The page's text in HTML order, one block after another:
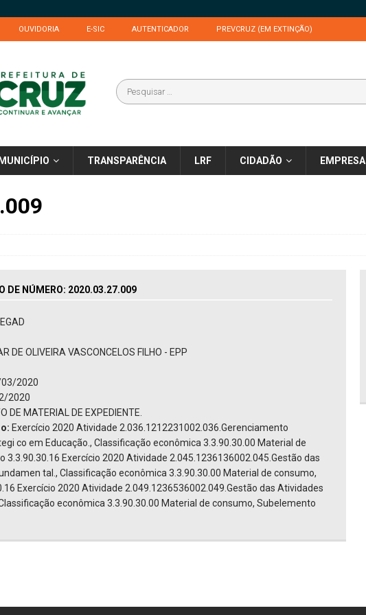
OUVIDORIA E-SIC AUTENTICADOR PREVCRUZ (EM EXTINÇÃO)
TRANSPARÊNCIA LRF CIDADÃO EMPRESA
DE NÚMERO: 2020.03.27.009
DE OLIVEIRA VASCONCELOS FILHO - EPP
2020
2020
DE MATERIAL DE EXPEDIENTE.
Exercício 2020 Atividade 2.036.1212231002.036.Gerenciamento
co em Educação., Classificação econômica 3.3.90.30.00 Material de
3.3.90.30.16 Exercício 2020 Atividade 2.045.1236136002.045.Gestão das
tal., Classificação econômica 3.3.90.30.00 Material de consumo,
Exercício 2020 Atividade 2.049.1236536002.049.Gestão das Atividades
econômica 3.3.90.30.00 Material de consumo, Subelemento